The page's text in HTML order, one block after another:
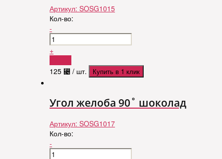
Артикул: SOSG1015
Кол-во:
-
+
125 ⃄ / шт. Купить в 1 клик
Угол желоба 90˚ шоколад
Артикул: SOSG1017
Кол-во:
-